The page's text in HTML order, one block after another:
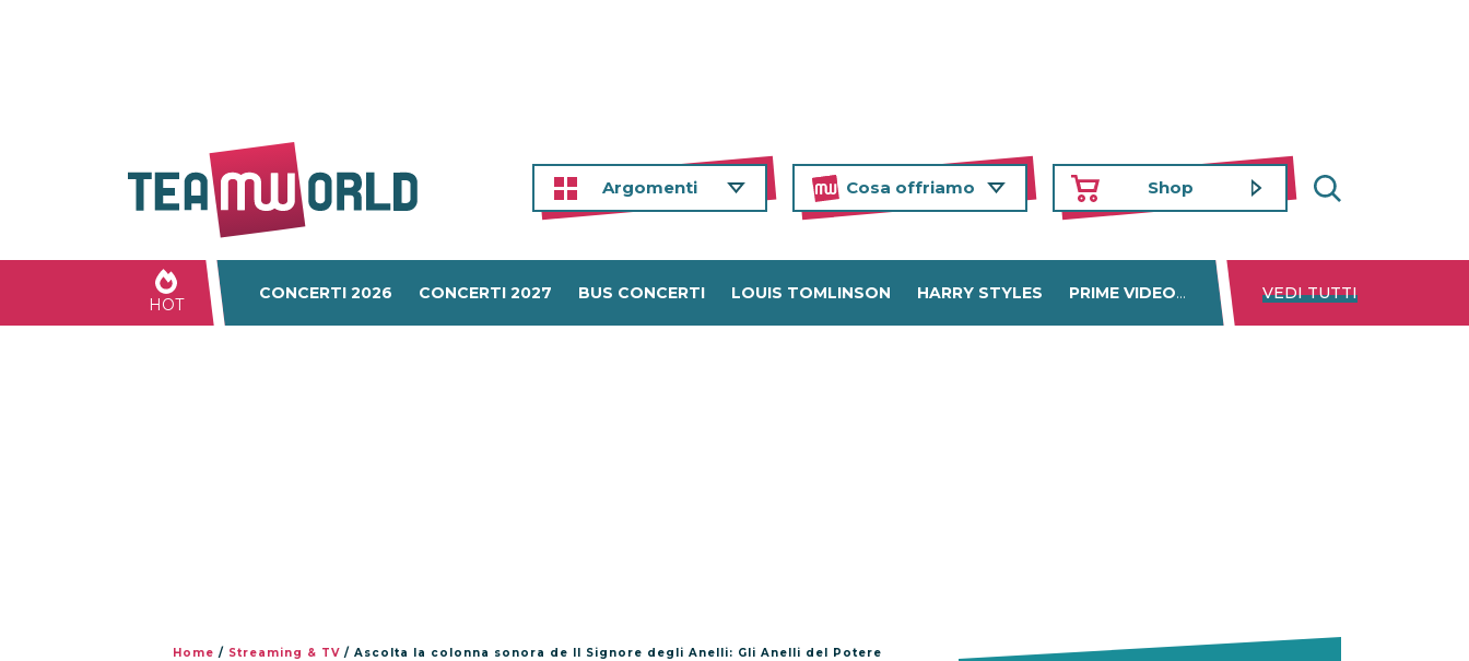
Argomenti Cosa offriamo Shop
HOT
CONCERTI 2026 CONCERTI 2027 BUS CONCERTI LOUIS TOMLINSON HARRY STYLES PRIME VIDEO DISNEY+ NETFLIX
VEDI TUTTI
Home / Streaming & TV/ Ascolta la colonna sonora de Il Signore degli Anelli: Gli Anelli del Potere